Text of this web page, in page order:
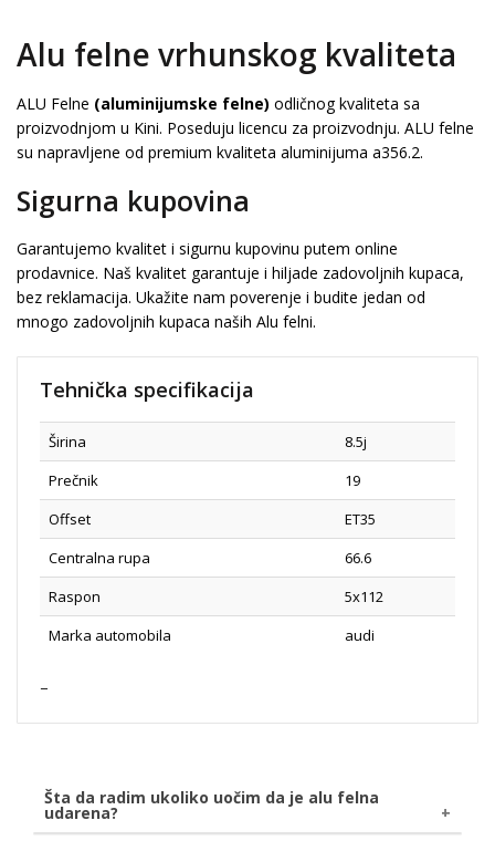
Alu felne vrhunskog kvaliteta
ALU Felne (aluminijumske felne) odličnog kvaliteta sa
proizvodnjom u Kini. Poseduju licencu za proizvodnju. ALU felne
su napravljene od premium kvaliteta aluminijuma a356.2.
Sigurna kupovina
Garantujemo kvalitet i sigurnu kupovinu putem online
prodavnice. Naš kvalitet garantuje i hiljade zadovoljnih kupaca,
bez reklamacija. Ukažite nam poverenje i budite jedan od
mnogo zadovoljnih kupaca naših Alu felni.
Tehnička specifikacija
Širina
8.5j
Prečnik
19
Offset
ET35
Centralna rupa
66.6
Raspon
5x112
Marka automobila
audi
Šta da radim ukoliko uočim da je alu felna
udarena?